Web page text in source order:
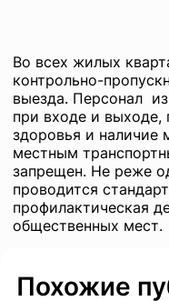
Во всех жилых
контрольно-
выезда. Персонал
при входе и выходе,
здоровья и наличие
местным
запрещен. Не реже
проводится
профилактическая
общественных мест.
Похожие